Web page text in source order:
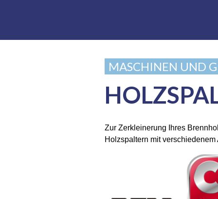
MASCHINEN UND
Zur Zerkleinerung Ihres
Holzspaltern mit verschiedenem